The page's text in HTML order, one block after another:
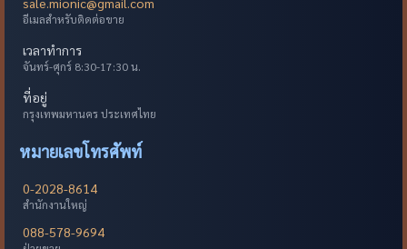
อีเมลสำหรับติดต่อขาย
เวลาทำการ
จันทร์-ศุกร์ 8:30-17:30 น.
ที่อยู่
กรุงเทพมหานคร ประเทศไทย
หมายเลขโทรศัพท์
0-2028-8614
สำนักงานใหญ่
088-578-9694